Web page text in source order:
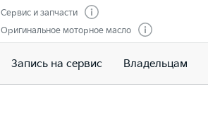
Сервис и запчасти
Оригинальное моторное масло
Запись на сервис Владельцам